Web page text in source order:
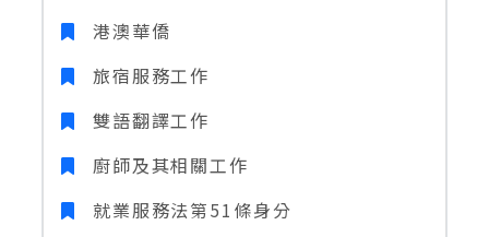
港澳華僑
旅宿服務工作
雙語翻譯工作
廚師及其相關工作
就業服務法第51條身分